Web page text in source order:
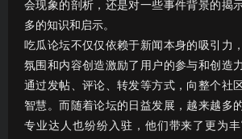
会现象的剖析，还是对一些事件背景的揭
多的知识和启示。
吃瓜论坛不仅仅依赖于新闻本身的吸引力
氛围和内容创造激励了用户的参与和创造
通过发帖、评论、转发等方式，向整个社
智慧。而随着论坛的日益发展，越来越多
专业达人也纷纷入驻，他们带来了更为